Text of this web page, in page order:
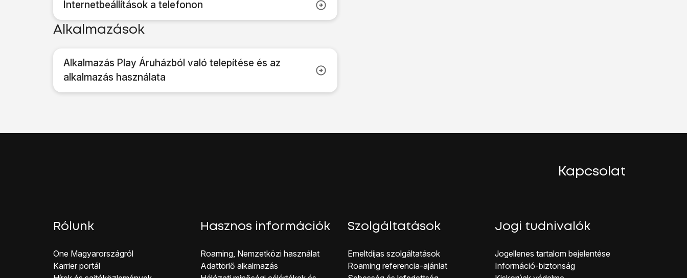
Internetbeállítások a telefonon
Alkalmazások
Alkalmazás Play Áruházból való telepítése és az
alkalmazás használata
Kapcsolat
Rólunk
One Magyar országról
Karrier portál
Hasznos információk
Roaming, Nemzetközi használat
Adattörlő alkalmazás
Szolgáltatások
Emeltdíjas szolgáltatások
Roaming referencia-ajánlat
Jogi tudnivalók
Jogellenes ta rtalom bejelentése
Inf ormáció-biztonság